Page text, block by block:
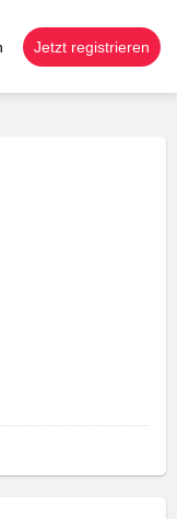
Jetzt registrieren